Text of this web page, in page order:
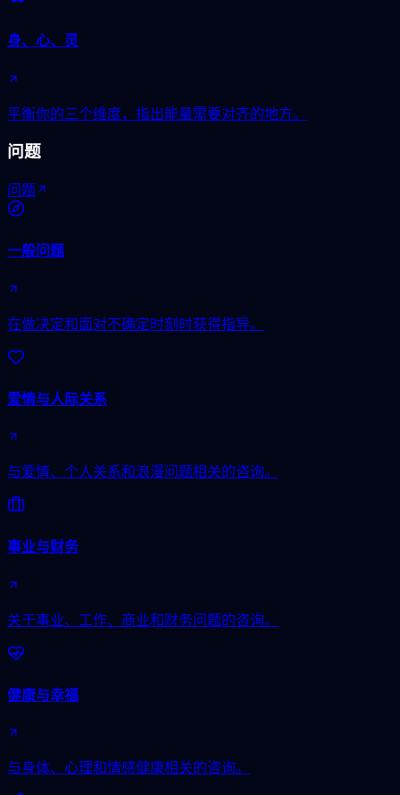
身、心、灵
平衡你的三个维度，指出能量需要对齐的地方。
问题
问题
一般问题
在做决定和面对不确定时刻时获得指导。
爱情与人际关系
与爱情、个人关系和浪漫问题相关的咨询。
事业与财务
关于事业、工作、商业和财务问题的咨询。
健康与幸福
与身体、心理和情感健康相关的咨询。